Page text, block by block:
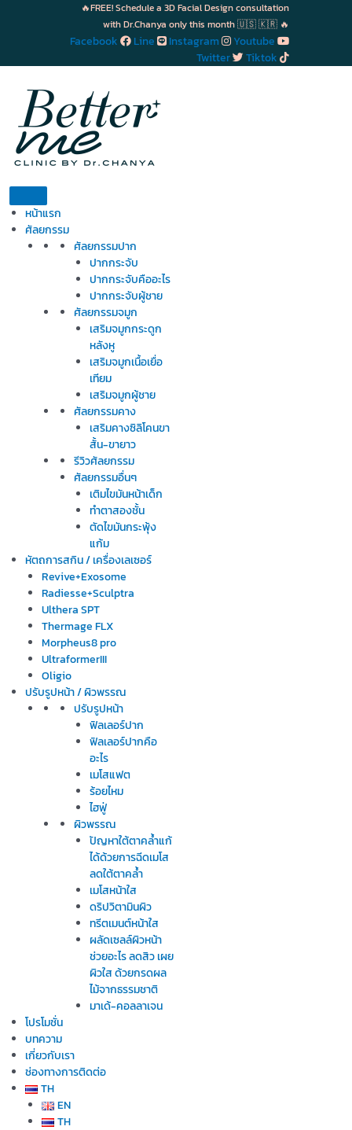
🔥FREE! Schedule a 3D Facial Design consultation
with Dr.Chanya only this month 🇺🇸 🇰🇷 🔥
Facebook Line Instagram
Youtube
Twitter
Tiktok
หน้าแรก
ศัลยกรรม
ศัลยกรรมปาก
ปากกระจับ
ปากกระจับคืออะไร
ปากกระจับผู้ชาย
ศัลยกรรมจมูก
เสริมจมูกกระดูก
หลังหู
เสริมจมูกเนื้อเยื่อ
เทียม
เสริมจมูกผู้ชาย
ศัลยกรรมคาง
เสริมคางซิลิโคนขา
สั้น-ขายาว
รีวิวศัลยกรรม
ศัลยกรรมอื่นๆ
เติมไขมันหน้าเด็ก
ทำตาสองชั้น
ตัดไขมันกระพุ้ง
แก้ม
หัตถการสกิน / เครื่องเลเซอร์
Revive+Exosome
Radiesse+Sculptra
Ulthera SPT
Thermage FLX
Morpheus8 pro
UltraformerIII
Oligio
ปรับรูปหน้า / ผิวพรรณ
ปรับรูปหน้า
ฟิลเลอร์ปาก
ฟิลเลอร์ปากคือ
อะไร
เมโสแฟต
ร้อยไหม
ไฮฟู่
ผิวพรรณ
ปัญหาใต้ตาคล้ำแก้
ได้ด้วยการฉีดเมโส
ลดใต้ตาคล้ำ
เมโสหน้าใส
ดริปวิตามินผิว
ทรีตเมนต์หน้าใส
ผลัดเซลล์ผิวหน้า
ช่วยอะไร ลดสิว เผย
ผิวใส ด้วยกรดผล
ไม้จากธรรมชาติ
มาเด้-คอลลาเจน
โปรโมชั่น
บทความ
เกี่ยวกับเรา
ช่องทางการติดต่อ
TH
EN
TH